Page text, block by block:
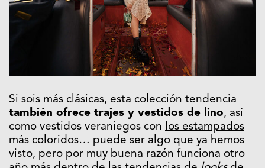
Si sois más clásicas, esta colección tendencia
también ofrece trajes y vestidos de lino, así
como vestidos veraniegos con los estampados
más coloridos… puede ser algo que ya hemos
visto, pero por muy buena razón funciona otro